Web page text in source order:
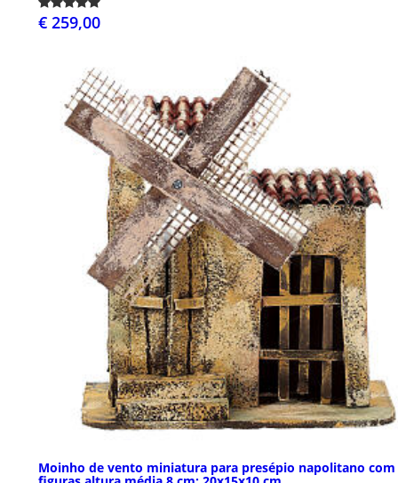
€ 259,00
Moinho de vento miniatura para presépio napolitano com